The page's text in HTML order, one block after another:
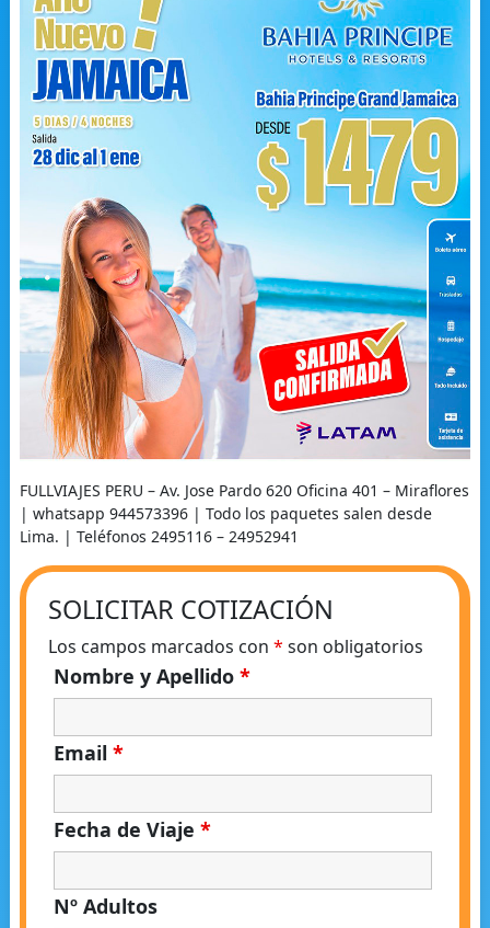
FULLVIAJES PERU – Av. Jose Pardo 620 Oficina 401 – Miraflores
| whatsapp 944573396 | Todo los paquetes salen desde
Lima. | Teléfonos 2495116 – 24952941
SOLICITAR COTIZACIÓN
Los campos marcados con * son obligatorios
Nombre y Apellido *
Email *
Fecha de Viaje *
Nº Adultos